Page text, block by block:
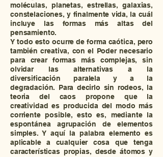
moléculas, planetas, estrellas, galaxias,
constelaciones, y finalmente vida, la cuál
incluye las formas más altas del
pensamiento.
Y todo esto ocurre de forma caótica, pero
también creativa, con el Poder necesario
para crear formas más complejas, sin
olvidar las alternativas a la
diversificación paralela y a la
degradación. Para decirlo sin rodeos, la
teoria del caos propone que la
creatividad es producida del modo más
corriente posible, esto es, mediante la
espontánea agrupación de elementos
simples. Y aquí la palabra elemento es
aplicable a cualquier cosa que tenga
características propias, desde átomos y